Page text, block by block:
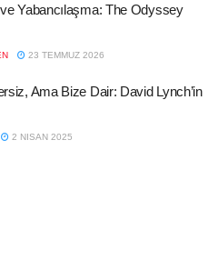
Yabancılaşma: The Odyssey
23 TEMMUZ 2026
Ama Bize Dair: David Lynch’in
2 NISAN 2025